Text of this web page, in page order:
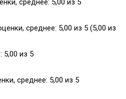
(5,00 из